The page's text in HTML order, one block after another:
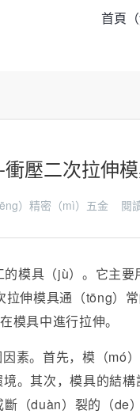
首頁（
壓二次拉伸
）精密（mì）五金 閱
模具（jù）。它主要
伸模具通（tōng）常
模具中進行拉伸。
素。首先，模（mó
。其次，模具的結
（duàn）裂的（de